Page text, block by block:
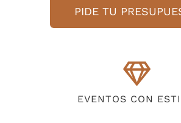
PIDE TU
EVENTOS CON